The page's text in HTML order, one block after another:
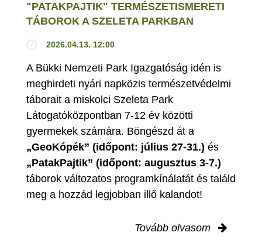
"PATAKPAJTIK" TERMÉSZETISMERETI
TÁBOROK A SZELETA PARKBAN
2026.04.13. 12:00
A Bükki Nemzeti Park Igazgatóság idén is
meghirdeti nyári napközis természetvédelmi
táborait a miskolci Szeleta Park
Látogatóközpontban 7-12 év közötti
gyermekek számára. Böngészd át a
„GeoKópék” (időpont: július 27-31.) és
„PatakPajtik” (időpont: augusztus 3-7.)
táborok változatos programkínálatát és találd
meg a hozzád legjobban illő kalandot!
Tovább olvasom